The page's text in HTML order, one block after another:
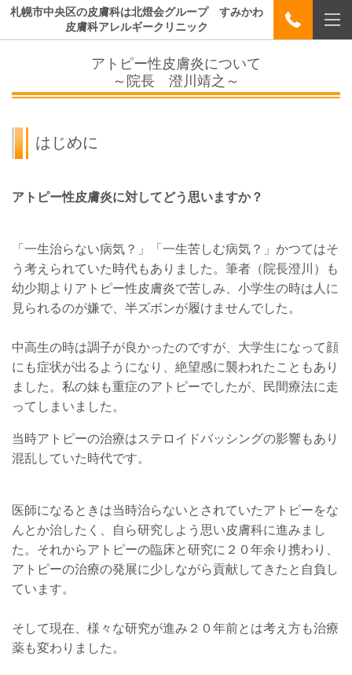
札幌市中央区の皮膚科は北燈会グループ すみかわ
皮膚科アレルギークリニック
アトピー性皮膚炎について
～院長 澄川靖之～
はじめに
アトピー性皮膚炎に対してどう思いますか？
「一生治らない病気？」「一生苦しむ病気？」かつてはそ
う考えられていた時代もありました。筆者（院長澄川）も
幼少期よりアトピー性皮膚炎で苦しみ、小学生の時は人に
見られるのが嫌で、半ズボンが履けませんでした。
中高生の時は調子が良かったのですが、大学生になって顔
にも症状が出るようになり、絶望感に襲われたこともあり
ました。私の妹も重症のアトピーでしたが、民間療法に走
ってしまいました。
当時アトピーの治療はステロイドバッシングの影響もあり
混乱していた時代です。
医師になるときは当時治らないとされていたアトピーをな
んとか治したく、自ら研究しよう思い皮膚科に進みまし
た。それからアトピーの臨床と研究に２０年余り携わり、
アトピーの治療の発展に少しながら貢献してきたと自負し
ています。
そして現在、様々な研究が進み２０年前とは考え方も治療
薬も変わりました。